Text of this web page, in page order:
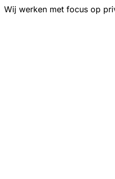
Wij werken met focus op